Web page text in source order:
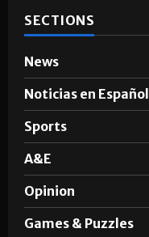
SECTIONS
News
Noticias en Español
Sports
A&E
Opinion
Games & Puzzles